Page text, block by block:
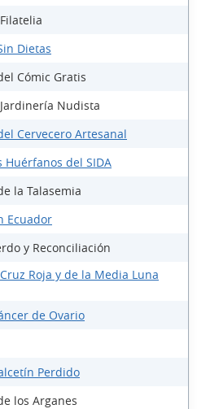
Dietas
Cómic Gratis
Nudista
Cervecero Artesanal
del SIDA
la Talasemia
Ecuador
y Reconciliación
Roja y de la Media Luna
de Ovario
Perdido
los Arganes